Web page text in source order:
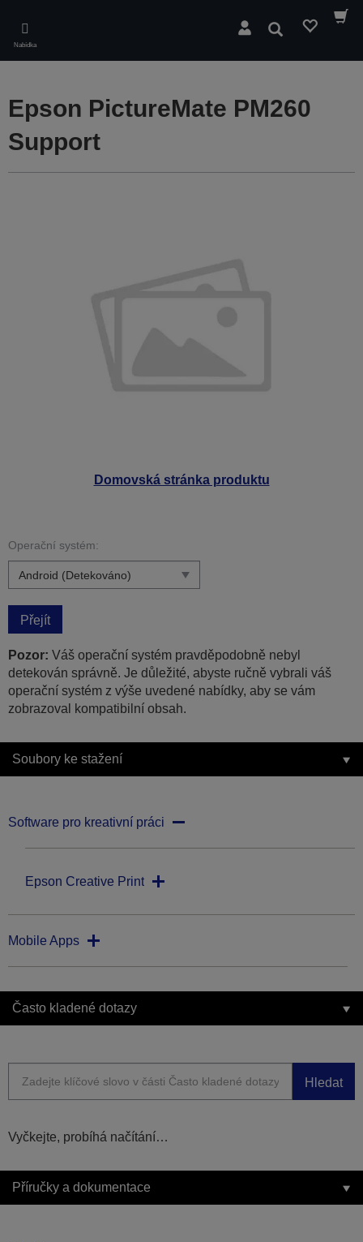
main
content
Nabídka
Hledat
Domovská stránka produktu
Epson PictureMate PM260
Support
Operační systém:
Přejít
Pozor: Váš operační systém pravděpodobně nebyl
detekován správně. Je důležité, abyste ručně vybrali váš
operační systém z výše uvedené nabídky, aby se vám
zobrazoval kompatibilní obsah.
Soubory ke stažení
Software pro kreativní práci
Epson Creative Print
Mobile Apps
Často kladené dotazy
Hledat
Vyčkejte, probíhá načítání…
Příručky a dokumentace